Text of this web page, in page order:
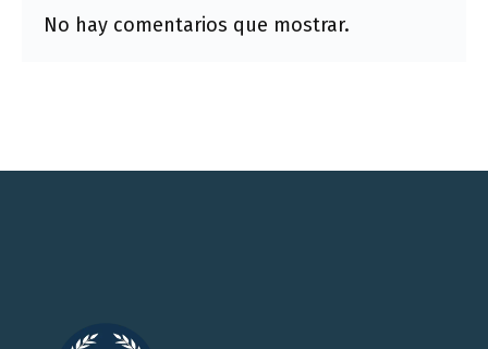
No hay comentarios que mostrar.